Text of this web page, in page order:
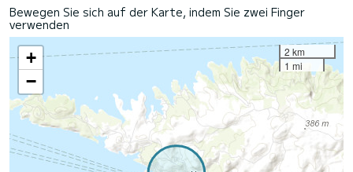
Bewegen Sie sich auf der Karte, indem Sie zwei Finger
verwenden
+
−
2 km
1 mi